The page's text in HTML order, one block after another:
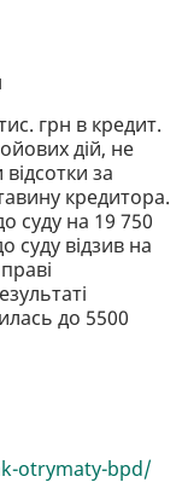
грн в кредит.
дій, не
за
кредитора.
суду на 19 750
суду відзив на
до 5500
otrymaty-bpd/